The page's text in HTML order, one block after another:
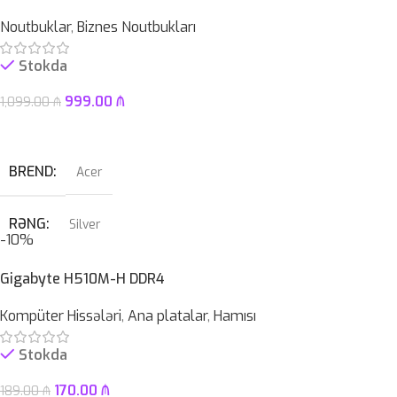
OPERATIV YADDAŞ
ZƏMANƏT MÜDDƏTI
Noutbuklar, Biznes Noutbukları
Stokda
1,099.00₼ 999.00 ₼
BREND Acer
RƏNG Silver
PROSESSOR AMD Ryzen™ 5 7520U
OPERATIV YADDAŞ 8 GB
15.6″ FHD LED TouchScreen
-10%
Gigabyte H510M-H DDR4
Kompüter Hissələri, Ana platalar, Hamısı
Stokda
189.00₼ 170.00 ₼